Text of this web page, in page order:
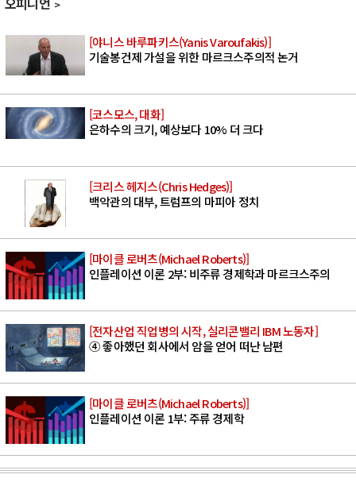
[야니스 바루파키스(Yanis Varoufakis)]
기술봉건제 가설을 위한 마르크스주의적 논거
[코스모스, 대화]
은하수의 크기, 예상보다 10% 더 크다
[크리스 헤지스(Chris Hedges)]
백악관의 대부, 트럼프의 마피아 정치
[마이클 로버츠(Michael Roberts)]
인플레이션 이론 2부: 비주류 경제학과 마르크스주의
[전자산업 직업병의 시작, 실리콘밸리 IBM 노동자]
④ 좋아했던 회사에서 암을 얻어 떠난 남편
[마이클 로버츠(Michael Roberts)]
인플레이션 이론 1부: 주류 경제학